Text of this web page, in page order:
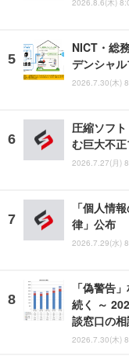
2026.8.6(木)
NICT・総
デンシャ
2026.7.30(木)
圧縮ソフ
む巨大不
2026.7.27(月)
「個人情
律」公布
2026.7.29(水)
「偽警告
続く ～
談窓口の
2026.7.30(木)